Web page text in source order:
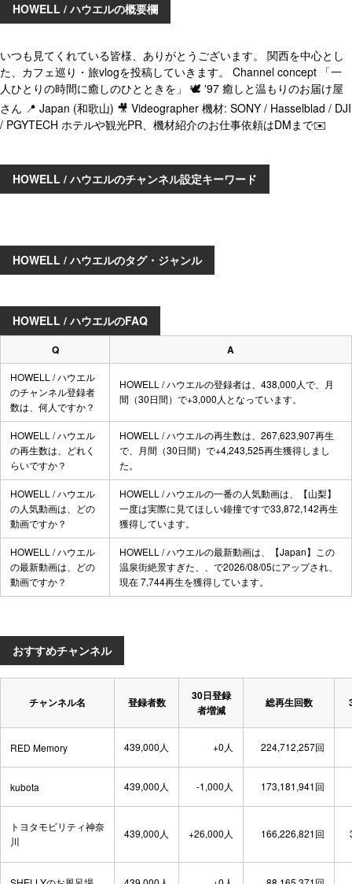
おすすめチャンネル
チャンネル名 登録者数
30日登録
者増減
総再生回数
RED Memory 439,000人 +0人 224,712,257回
kubota 439,000人 -1,000人 173,181,941回
トヨタモビリティ神奈
川
439,000人 +26,000人 166,226,821回
HOWELL / ハウエルの概要欄
いつも見てくれている皆様、ありがとうございます。 関西を中心とし
た、カフェ巡り・旅vlogを投稿していきます。 Channel concept 「一
人ひとりの時間に癒しのひとときを」 🕊️ '97 癒しと温もりのお届け屋
さん 📍 Japan (和歌山) 🎥 Videographer 機材: SONY / Hasselblad / DJI
/ PGYTECH ホテルや観光PR、機材紹介のお仕事依頼はDMまで✉️
HOWELL / ハウエルのチャンネル設定キーワード
HOWELL / ハウエルのタグ・ジャンル
HOWELL / ハウエルのFAQ
Q A
HOWELL / ハウエル
のチャンネル登録者
数は、何人ですか？
HOWELL / ハウエルの登録者は、438,000人で、月
間（30日間）で+3,000人となっています。
HOWELL / ハウエル
の再生数は、どれく
らいですか？
HOWELL / ハウエルの再生数は、267,623,907再生
で、月間（30日間）で+4,243,525再生獲得しまし
た。
HOWELL / ハウエル
の人気動画は、どの
動画ですか？
HOWELL / ハウエルの一番の人気動画は、
【山梨】
一度は実際に見てほしい鐘撞ですで33,872,142再生
獲得しています。
HOWELL / ハウエル
の最新動画は、どの
動画ですか？
HOWELL / ハウエルの最新動画は、
【Japan】この
温泉街絶景すぎた、、 で2026/08/05にアップされ、
現在 7,744再生を獲得しています。